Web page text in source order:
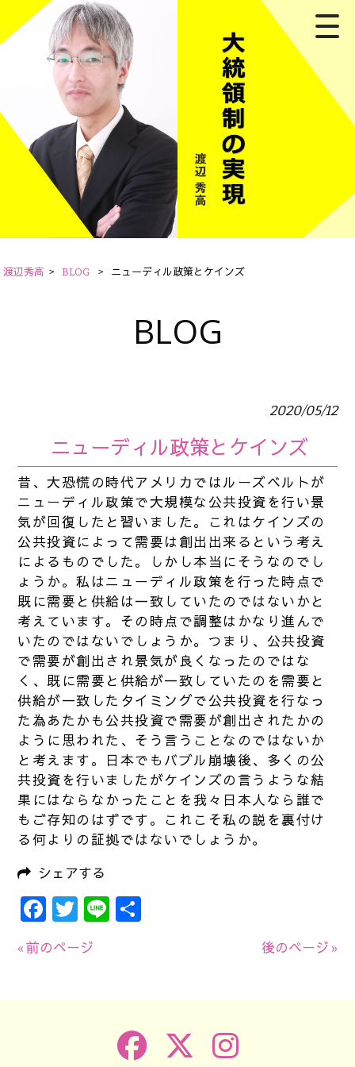
渡辺秀高 > BLOG > ニューディル政策とケインズ
BLOG
2020/05/12
ニューディル政策とケインズ
昔、大恐慌の時代アメリカではルーズベルトが
ニューディル政策で大規模な公共投資を行い景
気が回復したと習いました。これはケインズの
公共投資によって需要は創出出来るという考え
によるものでした。しかし本当にそうなのでし
ょうか。私はニューディル政策を行った時点で
既に需要と供給は一致していたのではないかと
考えています。その時点で調整はかなり進んで
いたのではないでしょうか。つまり、公共投資
で需要が創出され景気が良くなったのではな
く、既に需要と供給が一致していたのを需要と
供給が一致したタイミングで公共投資を行なっ
た為あたかも公共投資で需要が創出されたかの
ように思われた、そう言うことなのではないか
と考えます。日本でもバブル崩壊後、多くの公
共投資を行いましたがケインズの言うような結
果にはならなかったことを我々日本人なら誰で
もご存知のはずです。これこそ私の説を裏付け
る何よりの証拠ではないでしょうか。
シェアする
Facebook
Twitter
Line
« 前のページ 後のページ »